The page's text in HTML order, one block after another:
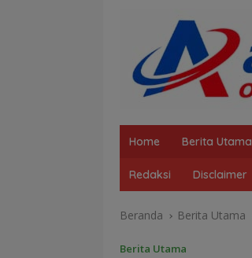
Home Berita Utama
Redaksi Disclaimer
Beranda Berita Utama
Berita Utama